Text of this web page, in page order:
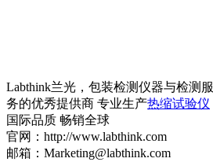
Labthink兰光，包装检测仪器与检测服
务的优秀提供商 专业生产热缩试验仪
国际品质 畅销全球
官网：http://www.labthink.com
邮箱：Marketing@labthink.com